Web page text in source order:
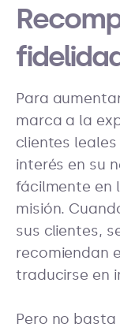
Para
marca a la
clientes
interés en su
fácilmente en
misión.
sus clientes,
recomiendan
traducirse en
Pero no